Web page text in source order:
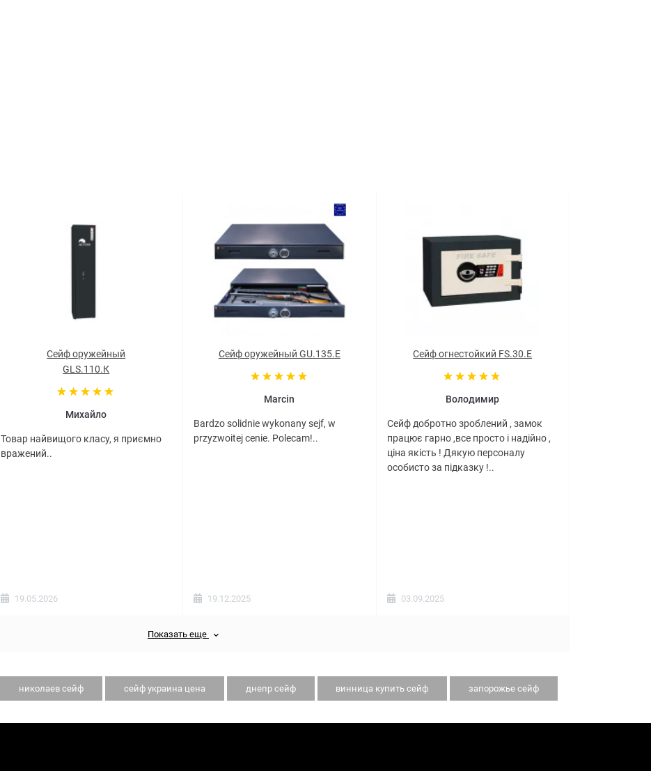
Сейф оружейный
GLS.110.К
Михайло
Товар найвищого класу, я приємно
вражений..
19.05.2026
Сейф оружейный GU.135.E
Marcin
Bardzo solidnie wykonany sejf, w
przyzwoitej cenie. Polecam!..
19.12.2025
Сейф огнестойкий FS.30.E
Володимир
Сейф добротно зроблений , замок
працює гарно ,все просто і надійно ,
ціна якість ! Дякую персоналу
особисто за підказку !..
03.09.2025
Показать еще
николаев сейф сейф украина цена днепр сейф винница купить сейф запорожье сейф